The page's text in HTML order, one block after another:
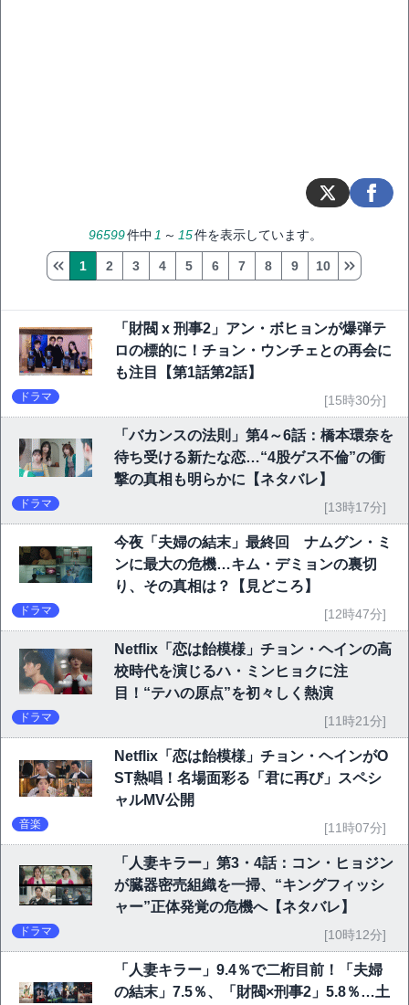
96599件中 1 ～ 15件を表示しています。
1 2 3 4 5 6 7 8 9 10
「財閥 x 刑事2」アン・ボヒョンが爆弾テ
ロの標的に！チョン・ウンチェとの再会に
も注目【第1話第2話】
ドラマ [15時30分]
「バカンスの法則」第4～6話：橋本環奈を
待ち受ける新たな恋…“4股ゲス不倫”の衝
撃の真相も明らかに【ネタバレ】
ドラマ [13時17分]
今夜「夫婦の結末」最終回 ナムグン・ミ
ンに最大の危機…キム・デミョンの裏切
り、その真相は？【見どころ】
ドラマ [12時47分]
Netflix「恋は飴模様」チョン・ヘインの高
校時代を演じるハ・ミンヒョクに注
目！“テハの原点”を初々しく熱演
ドラマ [11時21分]
Netflix「恋は飴模様」チョン・ヘインがO
ST熱唱！名場面彩る「君に再び」スペシ
ャルMV公開
音楽 [11時07分]
「人妻キラー」第3・4話：コン・ヒョジン
が臓器密売組織を一掃、“キングフィッシ
ャー”正体発覚の危機へ【ネタバレ】
ドラマ [10時12分]
「人妻キラー」9.4％で二桁目前！「夫婦
の結末」7.5％、「財閥×刑事2」5.8％…土